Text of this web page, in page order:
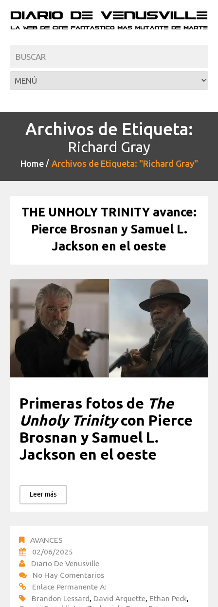
Archivos de Etiqueta:
Richard Gray
Home Archivos de Etiqueta: "Richard Gray"
THE UNHOLY TRINITY avance:
Pierce Brosnan y Samuel L.
Jackson en el oeste
Primeras fotos de The
Unholy Trinitycon Pierce
Brosnan y Samuel L.
Jackson en el oeste
Leer más
AVANCES
02/06/2025
Diario De Venusville
No Hay Comentarios
Enlace Permanente A:
Brandon Lessard, David Arquette, Ethan Peck,